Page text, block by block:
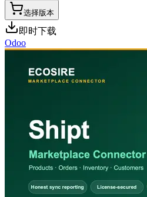
选择版本
即时下载
Odoo